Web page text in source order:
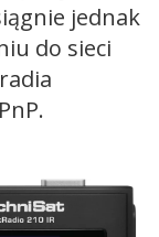
jednak
do sieci